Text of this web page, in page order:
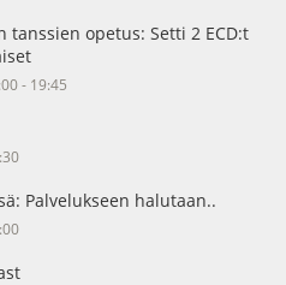
tanssien opetus: Setti 2 ECD:t
- 19:45
Palvelukseen halutaan..